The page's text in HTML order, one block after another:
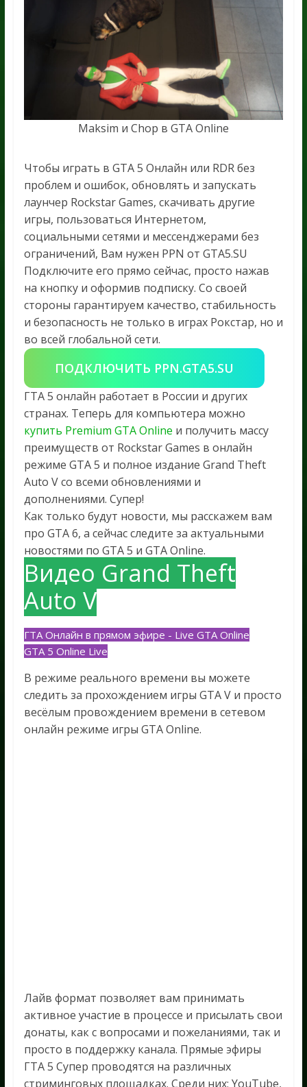
Maksim и Chop в GTA Online
Чтобы играть в GTA 5 Онлайн или RDR без
проблем и ошибок, обновлять и запускать
лаунчер Rockstar Games, скачивать другие
игры, пользоваться Интернетом,
социальными сетями и мессенджерами без
ограничений, Вам нужен PPN от GTA5.SU
Подключите его прямо сейчас, просто нажав
на кнопку и оформив подписку. Со своей
стороны гарантируем качество, стабильность
и безопасность не только в играх Рокстар, но и
во всей глобальной сети.
ПОДКЛЮЧИТЬ PPN.GTA5.SU
ГТА 5 онлайн работает в России и других
странах. Теперь для компьютера можно
купить Premium GTA Online и получить массу
преимуществ от Rockstar Games в онлайн
режиме GTA 5 и полное издание Grand Theft
Auto V со всеми обновлениями и
дополнениями. Супер!
Как только будут новости, мы расскажем вам
про GTA 6, а сейчас следите за актуальными
новостями по GTA 5 и GTA Online.
Видео Grand Theft
Auto V
ГТА Онлайн в прямом эфире - Live GTA Online
GTA 5 Online Live
В режиме реального времени вы можете
следить за прохождением игры GTA V и просто
весёлым провождением времени в сетевом
онлайн режиме игры GTA Online.
Лайв формат позволяет вам принимать
активное участие в процессе и присылать свои
донаты, как с вопросами и пожеланиями, так и
просто в поддержку канала. Прямые эфиры
ГТА 5 Супер проводятся на различных
стриминговых площадках. Среди них: YouTube,